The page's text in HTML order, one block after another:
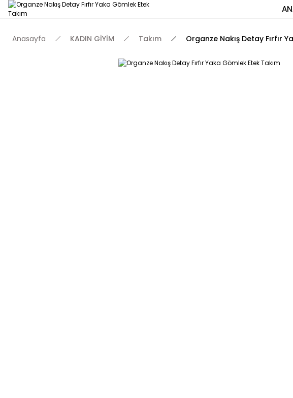
Anasayfa KADIN GİYİM Takım Organze Nakış Detay Fırfır